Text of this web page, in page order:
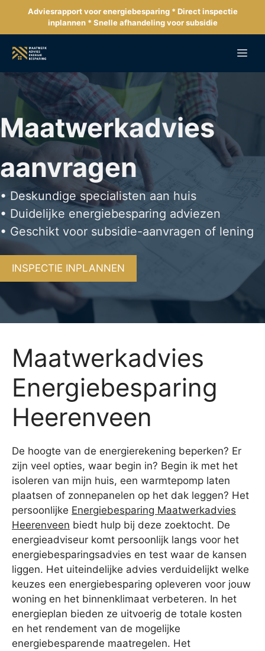
de
inhoud
Adviesrapport voor energiebesparing * Direct inspectie
inplannen * Snelle afhandeling voor subsidie
Maatwerkadvies
aanvragen
• Deskundige specialisten aan huis
• Duidelijke energiebesparing adviezen
• Geschikt voor subsidie-aanvragen of lening
INSPECTIE INPLANNEN
Maatwerkadvies
Energiebesparing
Heerenveen
De hoogte van de energierekening beperken? Er
zijn veel opties, waar begin in? Begin ik met het
isoleren van mijn huis, een warmtepomp laten
plaatsen of zonnepanelen op het dak leggen? Het
persoonlijke Energiebesparing Maatwerkadvies
Heerenveen biedt hulp bij deze zoektocht. De
energieadviseur komt persoonlijk langs voor het
energiebesparingsadvies en test waar de kansen
liggen. Het uiteindelijke advies verduidelijkt welke
keuzes een energiebesparing opleveren voor jouw
woning en het binnenklimaat verbeteren. In het
energieplan bieden ze uitvoerig de totale kosten
en het rendement van de mogelijke
energiebesparende maatregelen. Het